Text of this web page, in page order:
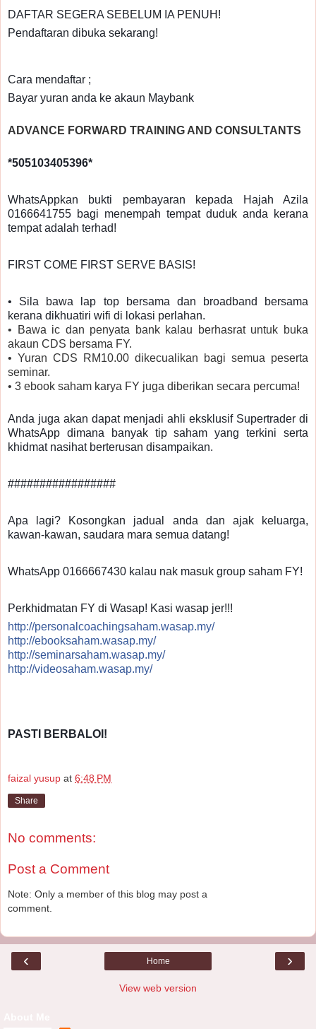
DAFTAR SEGERA SEBELUM IA PENUH!
Pendaftaran dibuka sekarang!
Cara mendaftar ;
Bayar yuran anda ke akaun Maybank
ADVANCE FORWARD TRAINING AND CONSULTANTS
*505103405396*
WhatsAppkan bukti pembayaran kepada Hajah Azila
0166641755 bagi menempah tempat duduk anda kerana
tempat adalah terhad!
FIRST COME FIRST SERVE BASIS!
• Sila bawa lap top bersama dan broadband bersama
kerana dikhuatiri wifi di lokasi perlahan.
• Bawa ic dan penyata bank kalau berhasrat untuk buka
akaun CDS bersama FY.
• Yuran CDS RM10.00 dikecualikan bagi semua peserta
seminar.
• 3 ebook saham karya FY juga diberikan secara percuma!
Anda juga akan dapat menjadi ahli eksklusif Supertrader di
WhatsApp dimana banyak tip saham yang terkini serta
khidmat nasihat berterusan disampaikan.
#################
Apa lagi? Kosongkan jadual anda dan ajak keluarga,
kawan-kawan, saudara mara semua datang!
WhatsApp 0166667430 kalau nak masuk group saham FY!
Perkhidmatan FY di Wasap! Kasi wasap jer!!!
http://personalcoachingsaham.wasap.my/
http://ebooksaham.wasap.my/
http://seminarsaham.wasap.my/
http://videosaham.wasap.my/
PASTI BERBALOI!
faizal yusup at 6:48 PM
Share
No comments:
Post a Comment
Note: Only a member of this blog may post a
comment.
‹ ›
Home
View web version